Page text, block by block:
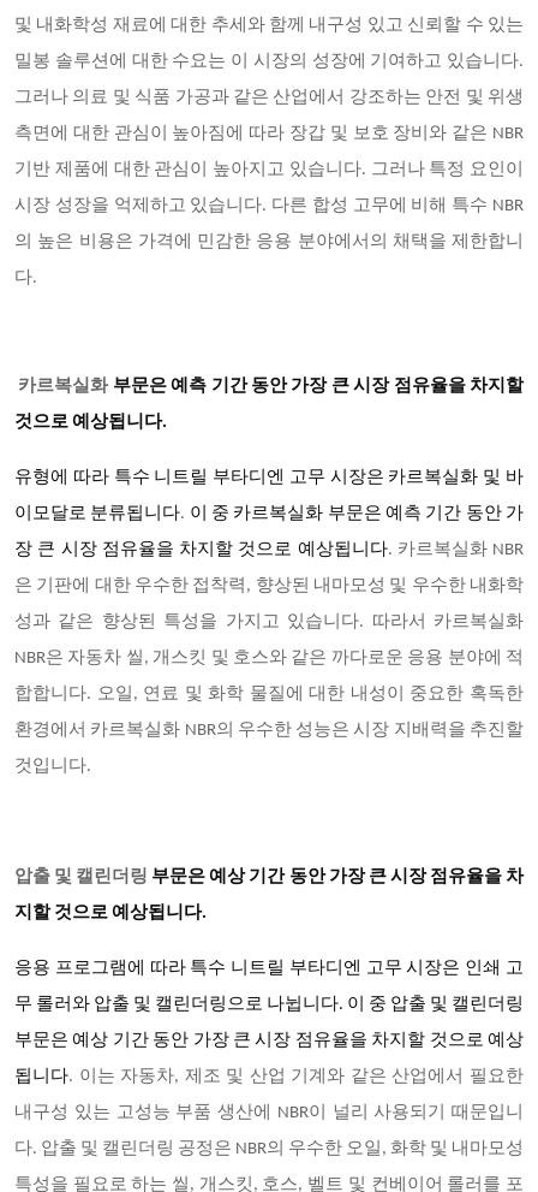
및 내화학성 재료에 대한 추세와 함께 내구성 있고 신뢰할 수 있는
밀봉 솔루션에 대한 수요는 이 시장의 성장에 기여하고 있습니다.
그러나 의료 및 식품 가공과 같은 산업에서 강조하는 안전 및 위생
측면에 대한 관심이 높아짐에 따라 장갑 및 보호 장비와 같은 NBR
기반 제품에 대한 관심이 높아지고 있습니다. 그러나 특정 요인이
시장 성장을 억제하고 있습니다. 다른 합성 고무에 비해 특수 NBR
의 높은 비용은 가격에 민감한 응용 분야에서의 채택을 제한합니
다.
카르복실화 부문은 예측 기간 동안 가장 큰 시장 점유율을 차지할
것으로 예상됩니다.
유형에 따라 특수 니트릴 부타디엔 고무 시장은 카르복실화 및 바
이모달로 분류됩니다. 이 중 카르복실화 부문은 예측 기간 동안 가
장 큰 시장 점유율을 차지할 것으로 예상됩니다. 카르복실화 NBR
은 기판에 대한 우수한 접착력, 향상된 내마모성 및 우수한 내화학
성과 같은 향상된 특성을 가지고 있습니다. 따라서 카르복실화
NBR은 자동차 씰, 개스킷 및 호스와 같은 까다로운 응용 분야에 적
합합니다. 오일, 연료 및 화학 물질에 대한 내성이 중요한 혹독한
환경에서 카르복실화 NBR의 우수한 성능은 시장 지배력을 추진할
것입니다.
압출 및 캘린더링 부문은 예상 기간 동안 가장 큰 시장 점유율을 차
지할 것으로 예상됩니다.
응용 프로그램에 따라 특수 니트릴 부타디엔 고무 시장은 인쇄 고
무 롤러와 압출 및 캘린더링으로 나뉩니다. 이 중 압출 및 캘린더링
부문은 예상 기간 동안 가장 큰 시장 점유율을 차지할 것으로 예상
됩니다. 이는 자동차, 제조 및 산업 기계와 같은 산업에서 필요한
내구성 있는 고성능 부품 생산에 NBR이 널리 사용되기 때문입니
다. 압출 및 캘린더링 공정은 NBR의 우수한 오일, 화학 및 내마모성
특성을 필요로 하는 씰, 개스킷, 호스, 벨트 및 컨베이어 롤러를 포